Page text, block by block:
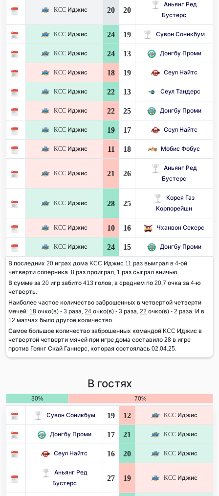
KCC Иджис 20 20
Аньянг Ред
Бустерс
KCC Иджис 24 19 Сувон Соникбум
KCC Иджис 24 13 Донгбу Проми
KCC Иджис 18 19 Сеул Найтс
KCC Иджис 22 13 Сеул Тандерс
KCC Иджис 22 25 Донгбу Проми
KCC Иджис 19 17 Сеул Найтс
KCC Иджис 11 18 Мобис Фобус
KCC Иджис 21 26
Аньянг Ред
Бустерс
KCC Иджис 28 25
Корея Газ
Корпорейшн
KCC Иджис 10 16 Чханвон Секерс
KCC Иджис 24 15 Донгбу Проми
В последних 20 играх дома KCC Иджис 11 раз выиграл в 4-ой
четверти соперника. 8 раз проиграл, 1 раз сыграл вничью.
В сумме за 20 игр забито 413 голов, в среднем по 20,7 очка за 4-ю
четверть.
Наиболее частое количество заброшенных в четвертой четверти
мячей: 18 очко(в) - 3 раза, 24 очко(в) - 3 раза, 22 очко(в) - 2 раза. И в
12 матчах было другое количество.
Самое большое количество заброшенных командой KCC Иджис в
четвертой четверти мячей при игре дома составило 28 в игре
против Гоянг Скай Ганнерс, которая состоялась 02.04.25.
В гостях
30% 70%
Сувон Соникбум 19 12 KCC Иджис
Донгбу Проми 17 21 KCC Иджис
Сеул Найтс 16 20 KCC Иджис
Аньянг Ред
Бустерс
27 19 KCC Иджис